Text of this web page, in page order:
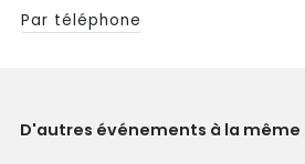
Par téléphone
D'autres événements à la même